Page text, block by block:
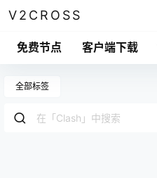
V2CROSS
免费节点 客户端下载
全部标签